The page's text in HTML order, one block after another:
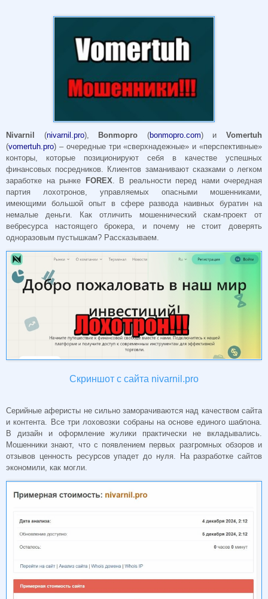
Nivarnil (nivarnil.pro), Bonmopro (bonmopro.com) иVomertuh
(vomertuh.pro) – очередные три «сверхнадежные» и «перспективные»
конторы, которые позиционируют себя в качестве успешных
финансовых посредников. Клиентов заманивают сказками о легком
заработке на рынке
FOREX. В реальности перед нами очередная
партия лохотронов, управляемых опасными мошенниками,
имеющими большой опыт в сфере развода наивных буратин на
немалые деньги. Как отличить мошеннический скам-проект от
вебресурса настоящего брокера, и почему не стоит доверять
одноразовым пустышкам? Рассказываем.
Скриншот с сайта nivarnil.pro
Серийные аферисты не сильно заморачиваются над качеством сайта
и контента. Все три лоховозки собраны на основе единого шаблона.
В дизайн и оформление жулики практически не вкладывались.
Мошенники знают, что с появлением первых разгромных обзоров и
отзывов ценность ресурсов упадет до нуля. На разработке сайтов
экономили, как могли.